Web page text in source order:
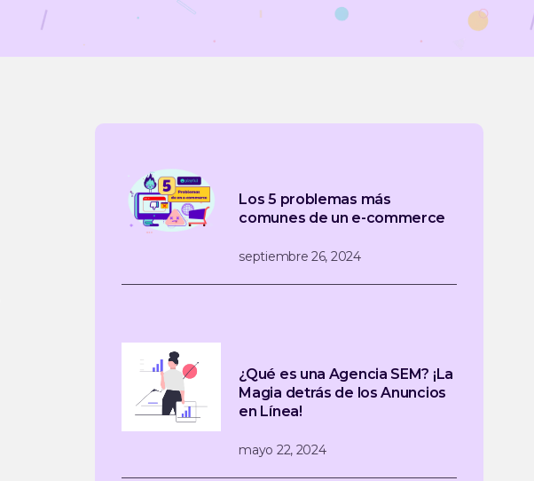
Los 5 problemas más
comunes de un e-commerce
septiembre 26, 2024
¿Qué es una Agencia SEM? ¡La
Magia detrás de los Anuncios
en Línea!
mayo 22, 2024